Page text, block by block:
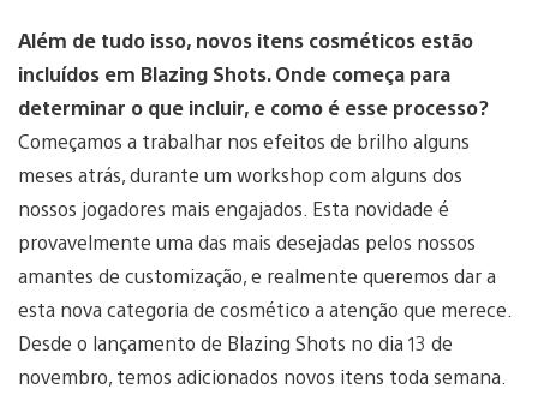
Além de tudo isso, novos itens cosméticos estão
incluídos em Blazing Shots. Onde começa para
determinar o que incluir, e como é esse processo?
Começamos a trabalhar nos efeitos de brilho alguns
meses atrás, durante um workshop com alguns dos
nossos jogadores mais engajados. Esta novidade é
provavelmente uma das mais desejadas pelos nossos
amantes de customização, e realmente queremos dar a
esta nova categoria de cosmético a atenção que merece.
Desde o lançamento de Blazing Shots no dia 13 de
novembro, temos adicionados novos itens toda semana.